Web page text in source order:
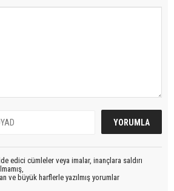
edici cümleler veya imalar, inançlara saldırı
ve büyük harflerle yazılmış yorumlar